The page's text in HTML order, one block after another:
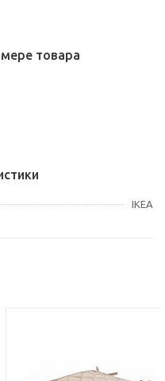
товара
IKEA